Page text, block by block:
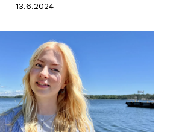
13.6.2024